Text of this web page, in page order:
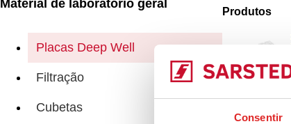
Consentir
Material de laboratório geral
Placas Deep Well
Filtração
Cubetas
Produtos